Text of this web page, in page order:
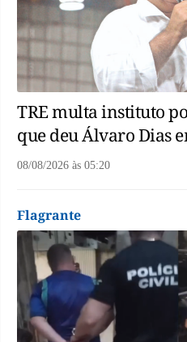
TRE multa instituto
que deu Álvaro Dias
08/08/2026 às 05:20
Flagrante